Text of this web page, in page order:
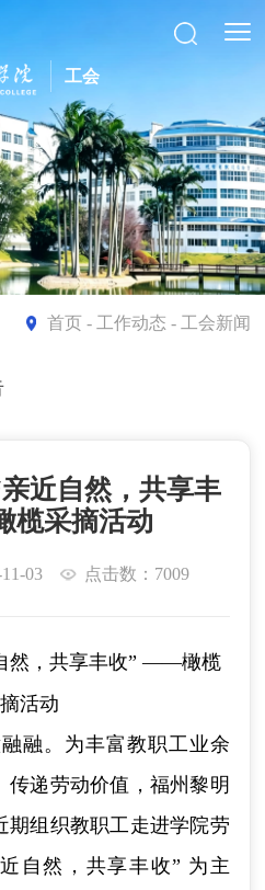
工会
首页- 工作动态 - 工会新闻
近自然，共享丰
采摘活动
03 点击数：7009
然，共享丰收”——橄榄
活动
融。为丰富教职工业余
传递劳动价值，福州黎明
期组织教职工走进学院劳
自然，共享丰收” 为主